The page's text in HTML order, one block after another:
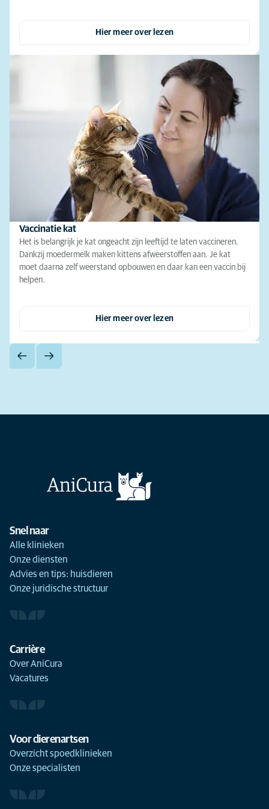
Hier meer over lezen
Vaccinatie kat
Het is belangrijk je kat ongeacht zijn leeftijd te laten vaccineren.
Dankzij moedermelk maken kittens afweerstoffen aan. Je kat
moet daarna zelf weerstand opbouwen en daar kan een vaccin bij
helpen.
Hier meer over lezen
Snel naar
Alle klinieken
Onze diensten
Advies en tips: huisdieren
Onze juridische structuur
Carrière
Over AniCura
Vacatures
Voor dierenartsen
Overzicht spoedklinieken
Onze specialisten